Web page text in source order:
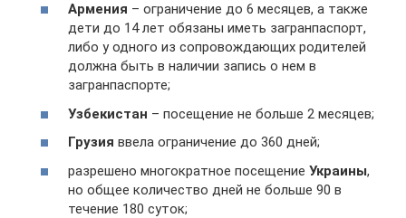
Армения – ограничение до 6 месяцев, а также
дети до 14 лет обязаны иметь загранпаспорт,
либо у одного из сопровождающих родителей
должна быть в наличии запись о нем в
загранпаспорте;
Узбекистан – посещение не больше 2 месяцев;
Грузия ввела ограничение до 360 дней;
разрешено многократное посещение Украины,
но общее количество дней не больше 90 в
течение 180 суток;